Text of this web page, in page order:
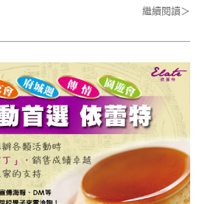
繼續閱讀＞